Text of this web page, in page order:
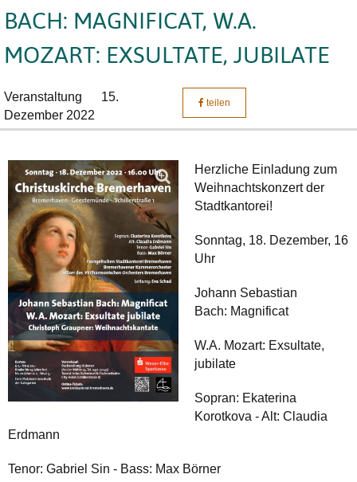
BACH: MAGNIFICAT, W.A.
MOZART: EXSULTATE, JUBILATE
Veranstaltung
15.
Dezember 2022
teilen
Herzliche Einladung zum
Weihnachtskonzert der
Stadtkantorei!
Sonntag, 18. Dezember, 16
Uhr
Johann Sebastian
Bach: Magnificat
W.A. Mozart: Exsultate,
jubilate
Sopran: Ekaterina
Korotkova - Alt: Claudia
Erdmann
Tenor: Gabriel Sin - Bass: Max Börner